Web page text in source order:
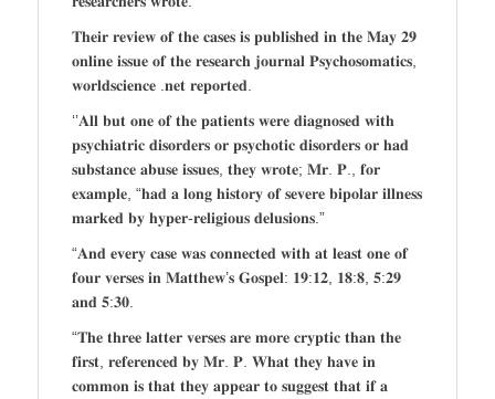
𝐓𝐡𝐞𝐢𝐫 𝐫𝐞𝐯𝐢𝐞𝐰 𝐨𝐟 𝐭𝐡𝐞 𝐜𝐚𝐬𝐞𝐬 𝐢𝐬 𝐩𝐮𝐛𝐥𝐢𝐬𝐡𝐞𝐝 𝐢𝐧 𝐭𝐡𝐞 𝐌𝐚𝐲 𝟐𝟗
𝐨𝐧𝐥𝐢𝐧𝐞 𝐢𝐬𝐬𝐮𝐞 𝐨𝐟 𝐭𝐡𝐞 𝐫𝐞𝐬𝐞𝐚𝐫𝐜𝐡 𝐣𝐨𝐮𝐫𝐧𝐚𝐥 𝐏𝐬𝐲𝐜𝐡𝐨𝐬𝐨𝐦𝐚𝐭𝐢𝐜𝐬,
𝐰𝐨𝐫𝐥𝐝𝐬𝐜𝐢𝐞𝐧𝐜𝐞 .𝐧𝐞𝐭 𝐫𝐞𝐩𝐨𝐫𝐭𝐞𝐝.
‘’𝐀𝐥𝐥 𝐛𝐮𝐭 𝐨𝐧𝐞 𝐨𝐟 𝐭𝐡𝐞 𝐩𝐚𝐭𝐢𝐞𝐧𝐭𝐬 𝐰𝐞𝐫𝐞 𝐝𝐢𝐚𝐠𝐧𝐨𝐬𝐞𝐝 𝐰𝐢𝐭𝐡
𝐩𝐬𝐲𝐜𝐡𝐢𝐚𝐭𝐫𝐢𝐜 𝐝𝐢𝐬𝐨𝐫𝐝𝐞𝐫𝐬 𝐨𝐫 𝐩𝐬𝐲𝐜𝐡𝐨𝐭𝐢𝐜 𝐝𝐢𝐬𝐨𝐫𝐝𝐞𝐫𝐬 𝐨𝐫 𝐡𝐚𝐝
𝐬𝐮𝐛𝐬𝐭𝐚𝐧𝐜𝐞 𝐚𝐛𝐮𝐬𝐞 𝐢𝐬𝐬𝐮𝐞𝐬, 𝐭𝐡𝐞𝐲 𝐰𝐫𝐨𝐭𝐞; 𝐌𝐫. 𝐏., 𝐟𝐨𝐫
𝐞𝐱𝐚𝐦𝐩𝐥𝐞, “𝐡𝐚𝐝 𝐚 𝐥𝐨𝐧𝐠 𝐡𝐢𝐬𝐭𝐨𝐫𝐲 𝐨𝐟 𝐬𝐞𝐯𝐞𝐫𝐞 𝐛𝐢𝐩𝐨𝐥𝐚𝐫 𝐢𝐥𝐥𝐧𝐞𝐬𝐬
𝐦𝐚𝐫𝐤𝐞𝐝 𝐛𝐲 𝐡𝐲𝐩𝐞𝐫-𝐫𝐞𝐥𝐢𝐠𝐢𝐨𝐮𝐬 𝐝𝐞𝐥𝐮𝐬𝐢𝐨𝐧𝐬.”
“𝐀𝐧𝐝 𝐞𝐯𝐞𝐫𝐲 𝐜𝐚𝐬𝐞 𝐰𝐚𝐬 𝐜𝐨𝐧𝐧𝐞𝐜𝐭𝐞𝐝 𝐰𝐢𝐭𝐡 𝐚𝐭 𝐥𝐞𝐚𝐬𝐭 𝐨𝐧𝐞 𝐨𝐟
𝐟𝐨𝐮𝐫 𝐯𝐞𝐫𝐬𝐞𝐬 𝐢𝐧 𝐌𝐚𝐭𝐭𝐡𝐞𝐰’𝐬 𝐆𝐨𝐬𝐩𝐞𝐥: 𝟏𝟗:𝟏𝟐, 𝟏𝟖:𝟖, 𝟓:𝟐𝟗
𝐚𝐧𝐝 𝟓:𝟑𝟎.
“𝐓𝐡𝐞 𝐭𝐡𝐫𝐞𝐞 𝐥𝐚𝐭𝐭𝐞𝐫 𝐯𝐞𝐫𝐬𝐞𝐬 𝐚𝐫𝐞 𝐦𝐨𝐫𝐞 𝐜𝐫𝐲𝐩𝐭𝐢𝐜 𝐭𝐡𝐚𝐧 𝐭𝐡𝐞
𝐟𝐢𝐫𝐬𝐭, 𝐫𝐞𝐟𝐞𝐫𝐞𝐧𝐜𝐞𝐝 𝐛𝐲 𝐌𝐫. 𝐏. 𝐖𝐡𝐚𝐭 𝐭𝐡𝐞𝐲 𝐡𝐚𝐯𝐞 𝐢𝐧
𝐜𝐨𝐦𝐦𝐨𝐧 𝐢𝐬 𝐭𝐡𝐚𝐭 𝐭𝐡𝐞𝐲 𝐚𝐩𝐩𝐞𝐚𝐫 𝐭𝐨 𝐬𝐮𝐠𝐠𝐞𝐬𝐭 𝐭𝐡𝐚𝐭 𝐢𝐟 𝐚